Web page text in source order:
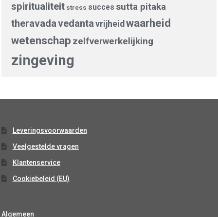
spiritualiteit stress succes sutta pitaka
theravadavedantavrijheid waarheid
wetenschap zelfverwerkelijking
zingeving
Leveringsvoorwaarden
Veelgestelde vragen
Klantenservice
Cookiebeleid (EU)
Algemeen